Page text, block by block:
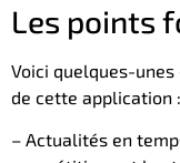
Les points
Voici quelques-unes
de cette application :
– Actualités en